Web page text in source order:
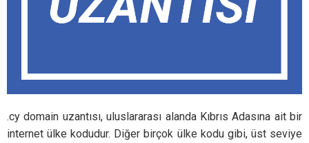
.cy domain uzantısı, uluslararası alanda Kıbrıs Adasına ait bir
internet ülke kodudur. Diğer birçok ülke kodu gibi, üst seviye